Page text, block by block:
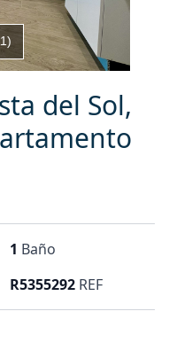
)
del Sol,
R5355292 REF
1 Baño